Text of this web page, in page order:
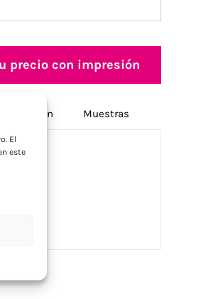
El
este
precio con impresión
Muestras